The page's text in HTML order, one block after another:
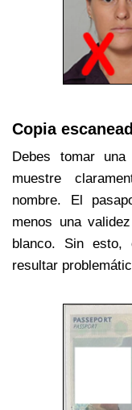
Copia
Debes tomar
muestre
nombre. El
menos una
blanco. Sin esto,
resultar